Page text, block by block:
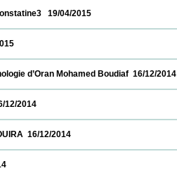
Constatine3   19/04/2015
12/04/2015
d’Oran Mohamed
16/12/2014
BOUIRA  16/12/2014
12/2014